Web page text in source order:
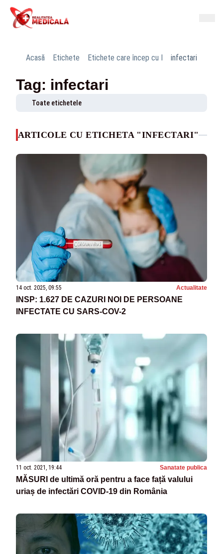
Acasă Etichete Etichete care încep cu I infectari
Tag: infectari
Toate etichetele
ARTICOLE CU ETICHETA "INFECTARI"
14 oct. 2025, 09:55 Actualitate
INSP: 1.627 DE CAZURI NOI DE PERSOANE
INFECTATE CU SARS-COV-2
11 oct. 2021, 19:44 Sanatate publica
MĂSURI de ultimă oră pentru a face față valului
uriaș de infectări COVID-19 din România